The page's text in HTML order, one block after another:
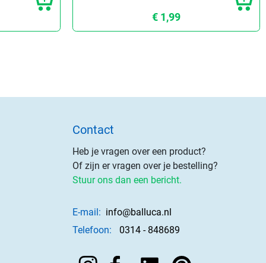
€ 1,99
Contact
Heb je vragen over een product?
Of zijn er vragen over je bestelling?
Stuur ons dan een bericht.
E-mail: info@balluca.nl
Telefoon:
0314 - 848689